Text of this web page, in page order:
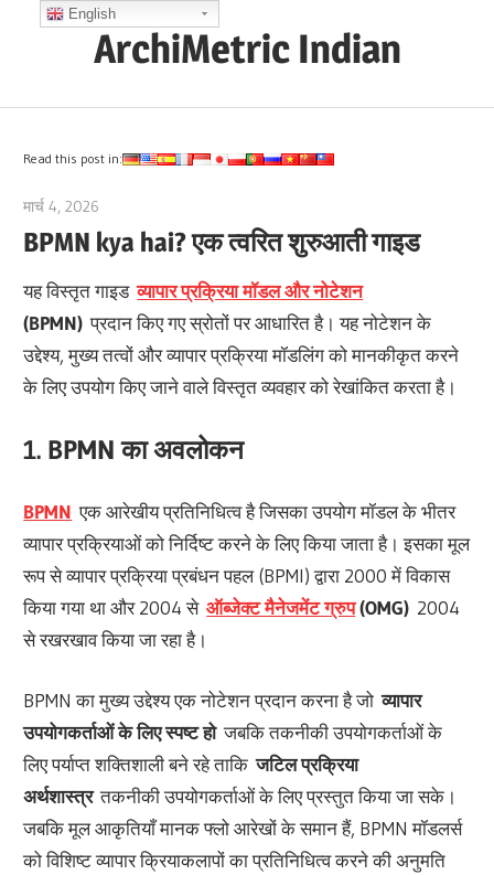
ArchiMetric Indian
Ops,
Agile
and
More
Read this post in:
मार्च 4, 2026
BPMN kya hai? एक त्वरित शुरुआती गाइड
यह विस्तृत गाइडव्यापार प्रक्रिया मॉडल और नोटेशन
(BPMN) प्रदान किए गए स्रोतों पर आधारित है। यह नोटेशन के
उद्देश्य, मुख्य तत्वों और व्यापार प्रक्रिया मॉडलिंग को मानकीकृत करने
के लिए उपयोग किए जाने वाले विस्तृत व्यवहार को रेखांकित करता है।
1. BPMN का अवलोकन
BPMN एक आरेखीय प्रतिनिधित्व है जिसका उपयोग मॉडल के भीतर
व्यापार प्रक्रियाओं को निर्दिष्ट करने के लिए किया जाता है। इसका मूल
रूप से व्यापार प्रक्रिया प्रबंधन पहल (BPMI) द्वारा 2000 में विकास
किया गया था और 2004 सेऑब्जेक्ट मैनेजमेंट ग्रुप(OMG) 2004
से रखरखाव किया जा रहा है।
BPMN का मुख्य उद्देश्य एक नोटेशन प्रदान करना है जोव्यापार
उपयोगकर्ताओं के लिए स्पष्ट होजबकि तकनीकी उपयोगकर्ताओं के
लिए पर्याप्त शक्तिशाली बने रहे ताकिजटिल प्रक्रिया
अर्थशास्त्रतकनीकी उपयोगकर्ताओं के लिए प्रस्तुत किया जा सके।
जबकि मूल आकृतियाँ मानक फ्लो आरेखों के समान हैं, BPMN मॉडलर्स
को विशिष्ट व्यापार क्रियाकलापों का प्रतिनिधित्व करने की अनुमति
English